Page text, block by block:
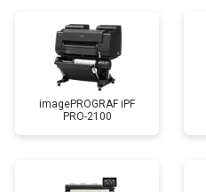
imagePROGRAF iPF
PRO-2100